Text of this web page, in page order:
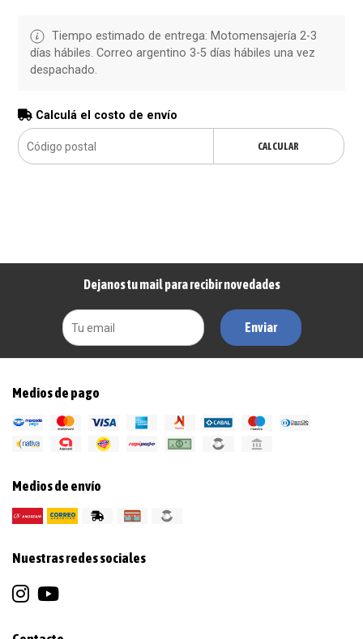
Tiempo estimado de entrega: Motomensajería 2-3
días hábiles. Correo argentino 3-5 días hábiles una vez
despachado.
Calculá el costo de envío
CALCULAR
Dejanos tu mail para recibir novedades
Enviar
Medios de pago
Medios de envío
Nuestras redes sociales